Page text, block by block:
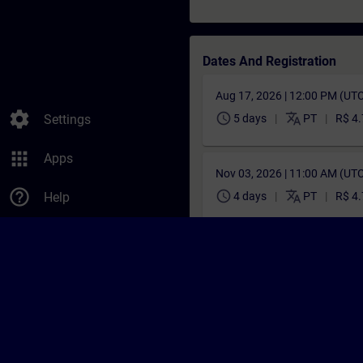
settings Settings
apps Apps
help_outline Help
Dates And Registration
Aug 17, 2026 | 12:00 PM
schedule 5 days translate PT R$
Nov 03, 2026 | 11:00 AM
schedule 4 days translate PT R$